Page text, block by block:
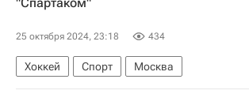
25 октября 2024, 23:18 434
Хоккей Спорт
Москва
Александр Медведев
Евгений Кузнецов